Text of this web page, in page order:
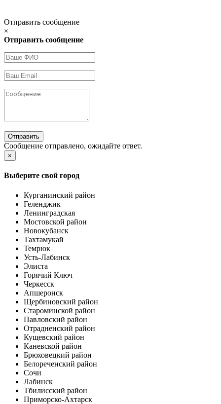
Отправить сообщение
×
Отправить сообщение
Отправить
Сообщение отправлено, ожидайте ответ.
×
Выберите свой город
Курганинский район
Геленджик
Ленинградская
Мостовской район
Новокубанск
Тахтамукай
Темрюк
Усть-Лабинск
Элиста
Горячий Ключ
Черкесск
Апшеронск
Щербиновский район
Староминской район
Павловский район
Отрадненский район
Кущевский район
Каневской район
Брюховецкий район
Белореченский район
Сочи
Лабинск
Тбилисский район
Приморско-Ахтарск